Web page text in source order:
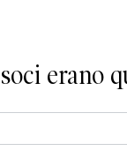
erano